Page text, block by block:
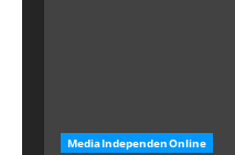
MediaIndependenOnline